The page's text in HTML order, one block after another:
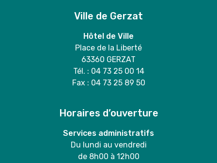
Ville de Gerzat
Hôtel de Ville
Place de la Liberté
63360 GERZAT
Tél. : 04 73 25 00 14
Fax : 04 73 25 89 50
Horaires d’ouverture
Services administratifs
Du lundi au vendredi
de 8h00 à 12h00